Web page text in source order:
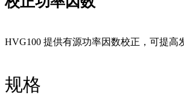
HVG100 提供有源功率因数校正，可提高
规格